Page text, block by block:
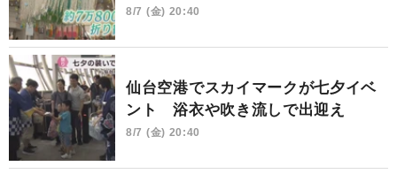
8/7 (金) 20:40
仙台空港でスカイマークが七夕イベ
ント 浴衣や吹き流しで出迎え
8/7 (金) 20:40